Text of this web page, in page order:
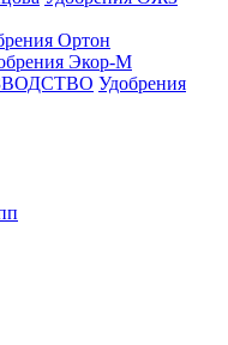
Ортон
Экор-М
Удобрения